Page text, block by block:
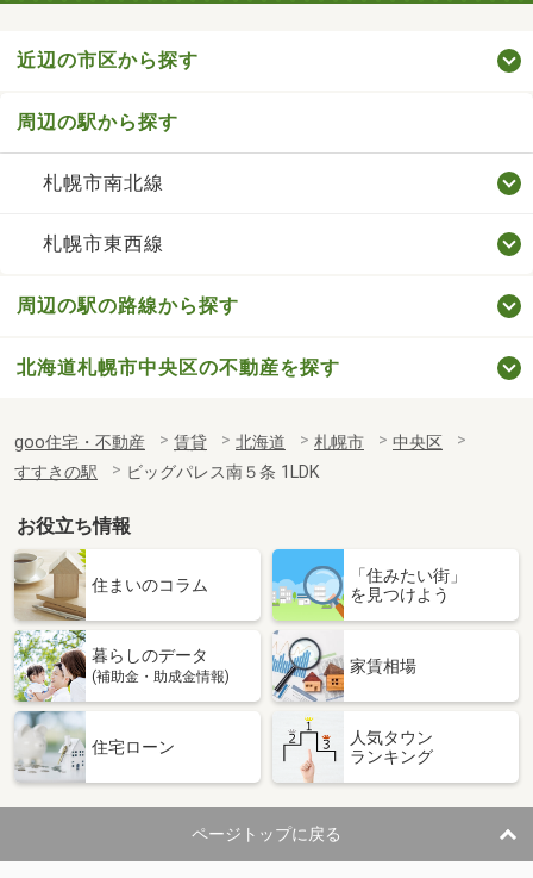
近辺の市区から探す
周辺の駅から探す
札幌市南北線
札幌市東西線
周辺の駅の路線から探す
北海道札幌市中央区の不動産を探す
goo住宅・不動産 賃貸 北海道 札幌市
中央区
すすきの駅
ビッグパレス南５条 1LDK
お役立ち情報
住まいのコラム
「住みたい街」
を見つけよう
暮らしのデータ
(補助金・助成金情報)
家賃相場
住宅ローン
人気タウン
ランキング
ページトップに戻る